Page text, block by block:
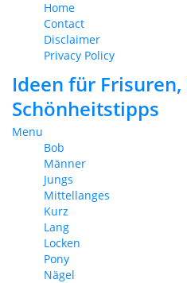
Home
Contact
Disclaimer
Privacy Policy
Ideen für Frisuren,
Schönheitstipps
Menu
Bob
Männer
Jungs
Mittellanges
Kurz
Lang
Locken
Pony
Nägel